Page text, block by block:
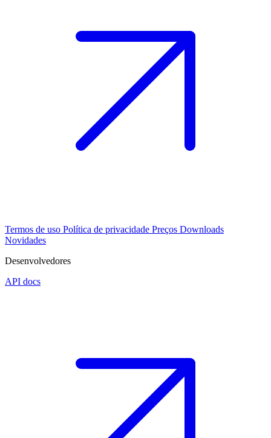
Termos de uso Política de privacidade Preços Downloads
Novidades
Desenvolvedores
API docs